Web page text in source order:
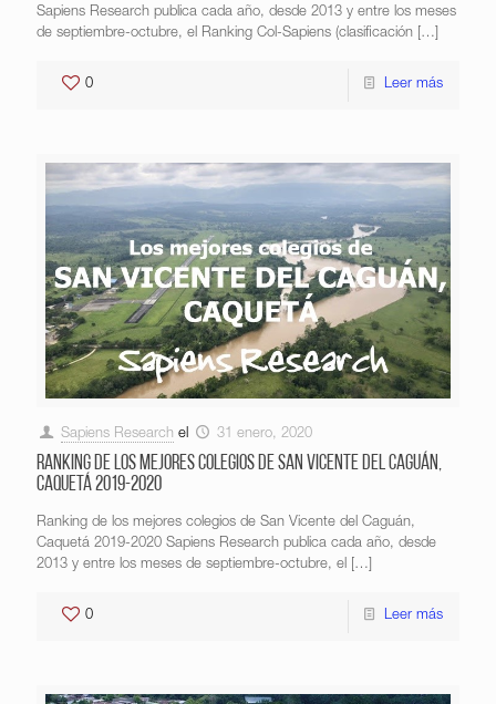
Sapiens Research publica cada año, desde 2013 y entre los meses
de septiembre-octubre, el Ranking Col-Sapiens (clasificación […]
0 Leer más
Sapiens Research el 31 enero, 2020
Ranking de los mejores colegios de San Vicente del Caguán,
Caquetá 2019-2020
Ranking de los mejores colegios de San Vicente del Caguán,
Caquetá 2019-2020 Sapiens Research publica cada año, desde
2013 y entre los meses de septiembre-octubre, el […]
0 Leer más